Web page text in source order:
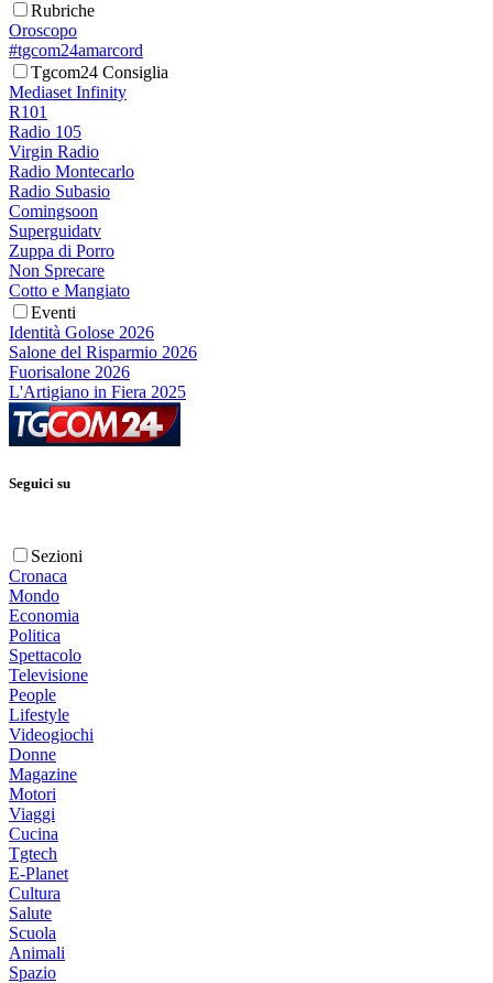
Rubriche
Oroscopo
#tgcom24amarcord
Tgcom24 Consiglia
Mediaset Infinity
R101
Radio 105
Virgin Radio
Radio Montecarlo
Radio Subasio
Comingsoon
Superguidatv
Zuppa di Porro
Non Sprecare
Cotto e Mangiato
Eventi
Identità Golose 2026
Salone del Risparmio 2026
Fuorisalone 2026
L'Artigiano in Fiera 2025
Seguici su
Sezioni
Cronaca
Mondo
Economia
Politica
Spettacolo
Televisione
People
Lifestyle
Videogiochi
Donne
Magazine
Motori
Viaggi
Cucina
Tgtech
E-Planet
Cultura
Salute
Scuola
Animali
Spazio